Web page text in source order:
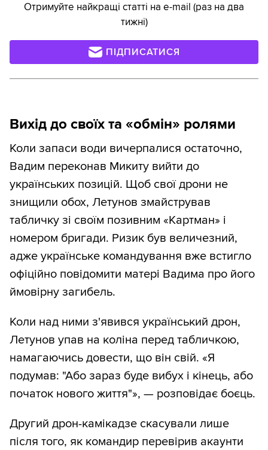
Отримуйте найкращі статті на e-mail (раз на два
тижні)
ПІДПИСАТИСЯ
Вихід до своїх та «обмін» ролями
Коли запаси води вичерпалися остаточно,
Вадим переконав Микиту вийти до
українських позицій. Щоб свої дрони не
знищили обох, Летунов змайстрував
табличку зі своїм позивним «Картман» і
номером бригади. Ризик був величезний,
адже українське командування вже встигло
офіційно повідомити матері Вадима про його
ймовірну загибель.
Коли над ними з'явився український дрон,
Летунов упав на коліна перед табличкою,
намагаючись довести, що він свій. «Я
подумав: "Або зараз буде вибух і кінець, або
початок нового життя"», — розповідає боєць.
Другий дрон-камікадзе скасували лише
після того, як командир перевірив акаунти